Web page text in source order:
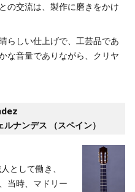
の交流は、製作に磨きをかけ
らしい仕上げで、工芸品であ
な音量でありながら、クリヤ
ナンデス （スペイン）
として働き、
当時、マドリー